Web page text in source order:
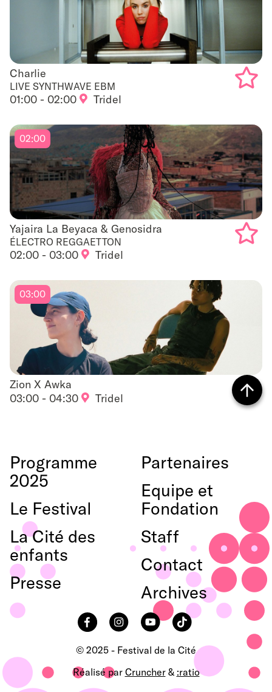
Charlie
Charlie
LIVE SYNTHWAVE EBM
01:00 - 02:00 Tridel
to
Yajaira La Beyaca & Genosidra
Yajaira La Beyaca & Genosidra
ÉLECTRO REGGAETTON
02:00 - 03:00 Tridel
02:00
to
Zion X Awka
Zion X Awka
03:00 - 04:30
Tridel
03:00
de
page
Programme
2025
Le Festival
La Cité des
enfants
Presse
Partenaires
Equipe et
Fondation
Staff
Contact
Archives
FacebookInstagramYouTubeTikTok
© 2025 - Festival de la Cité
Réalisé par Cruncher& :ratio